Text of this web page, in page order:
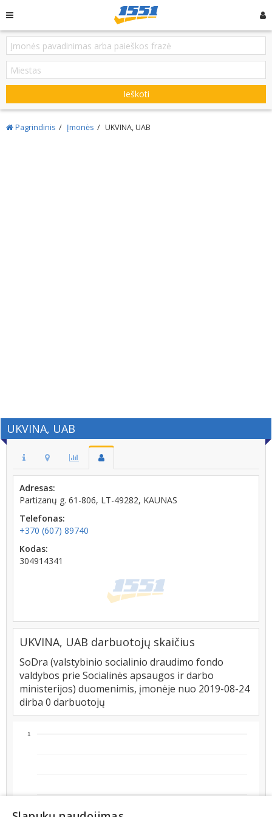
Ieškoti
Pagrindinis Įmonės UKVINA, UAB
UKVINA, UAB
Adresas:
Partizanų g. 61-806, LT-49282, KAUNAS
Telefonas:
+370 (607) 89740
Kodas:
304914341
UKVINA, UAB darbuotojų skaičius
SoDra (valstybinio socialinio draudimo fondo
valdybos prie Socialinės apsaugos ir darbo
ministerijos) duomenimis, įmonėje nuo 2019-08-24
dirba 0 darbuotojų
1